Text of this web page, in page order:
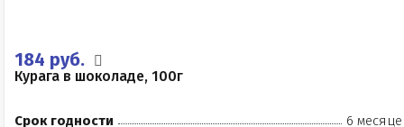
184 руб.
Курага в шоколаде, 100г
Срок годности 6